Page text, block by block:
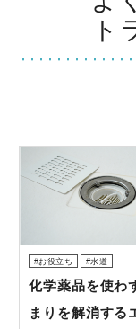
トイレ
水道
キッチン
風呂
ト
お役立ち 水道
化学薬品を使わ
まりを解消する